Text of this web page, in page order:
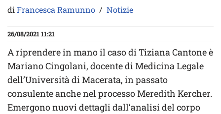
diFrancesca Ramunno Notizie
26/08/2021 11:21
A riprendere in mano il caso di Tiziana Cantone è
Mariano Cingolani, docente di Medicina Legale
dell’Università di Macerata, in passato
consulente anche nel processo Meredith Kercher.
Emergono nuovi dettagli dall’analisi del corpo